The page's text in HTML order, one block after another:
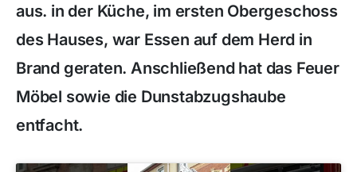
aus. in der Küche, im ersten Obergeschoss
des Hauses, war Essen auf dem Herd in
Brand geraten. Anschließend hat das Feuer
Möbel sowie die Dunstabzugshaube
entfacht.